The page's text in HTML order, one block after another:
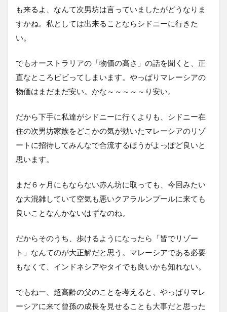
も来るよ、なんて次男坊は言っていましたがどうなりま
すかね。私としては出来ることならシドニーに行きた
い。
でもオーストラリアの「物価の高さ」の話を聞くと、正
直なところビビってしまいます。やっぱりマレーシアの
物価はまだまだ安い。かな～～～～～り安い。
だから下手に私達がシドニーに行くよりも、シドニー在
住の次男坊家族をどこかの気が効いたマレーシアのリゾ
ートに招待してみんなで合流するほうがよっぽど良いと
思います。
まだ６ヶ月にもならない赤ん坊に取っても、今回みたい
な大混雑していて空気も悪いクアラルンプールに来ても
良いことなんかないはずなのね。
だからそのうち、歩けるようになったら「皆でリゾー
ト」なんてのが大正解だと思う。マレーシアである必要
もなくて、インドネシアやタイでも良いかも知れない。
でもねー、超高齢の父のことを考えると、やっぱりマレ
ーシアに来て曾孫の成長を見せることも大事だと思った